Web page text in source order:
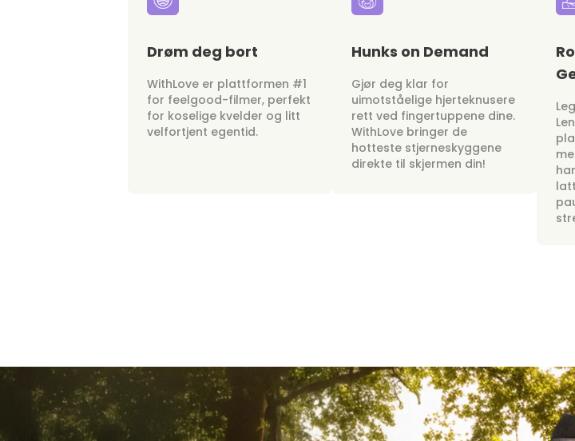
Drøm deg bort
WithLove er plattformen #1
for feelgood-filmer, perfekt
for koselige kvelder og litt
velfortjent egentid.
Hunks on Demand
Gjør deg klar for
uimotståelige hjerteknusere
rett ved fingertuppene dine.
WithLove bringer de
hotteste stjerneskyggene
direkte til skjermen din!